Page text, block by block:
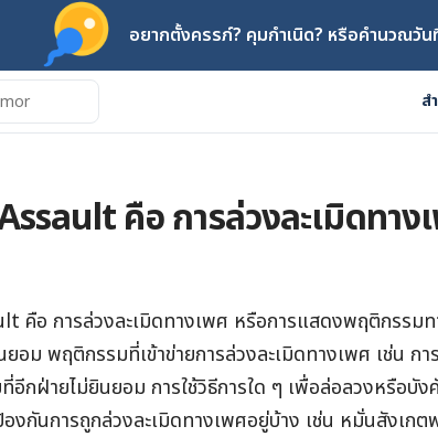
อยากตั้งครรภ์? คุมกำเนิด? หรือคำนวณวัน
ส
คือ การล่วงละเมิดทา
คือ การล่วงละเมิดทางเพศ หรือการแสดงพฤติกรรม
ยอม พฤติกรรมที่เข้าข่ายการล่วงละเมิดทางเพศ เช่น ก
ที่อีกฝ่ายไม่ยินยอม การใช้วิธีการใด ๆ เพื่อล่อลวงหรือ
งกันการถูกล่วงละเมิดทางเพศอยู่บ้าง เช่น หมั่นสังเก